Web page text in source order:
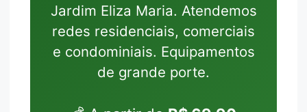
Jardim Eliza Maria. Atendemos
redes residenciais, comerciais
e condominiais. Equipamentos
de grande porte.